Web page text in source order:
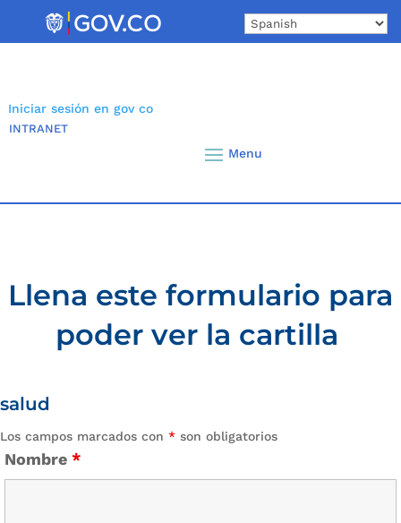
Iniciar sesión en gov co
INTRANET
Llena este formulario para
poder ver la cartilla
salud
Los campos marcados con * son obligatorios
Nombre *